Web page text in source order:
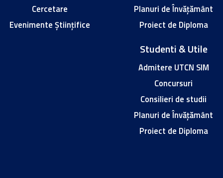
Cercetare
Evenimente Științifice
Planuri de Învățământ
Proiect de Diploma
Studenti & Utile
Admitere UTCN SIM
Concursuri
Consilieri de studii
Planuri de Învățământ
Proiect de Diploma